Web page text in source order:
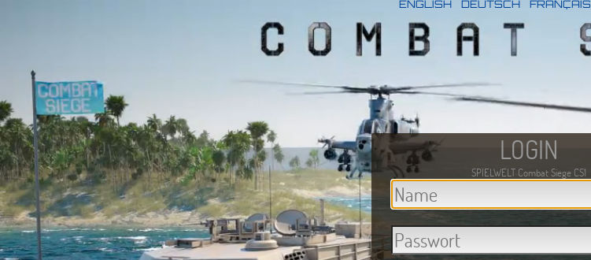
ENGLISH DEUTSCH FRANÇAIS
LOGIN
SPIELWELT Combat Siege CS1